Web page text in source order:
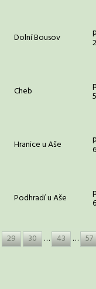
Dolní Bousov
Cheb
Hranice u Aše
Podhradí u Aše
29 30 … 43 … 57